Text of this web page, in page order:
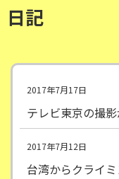
日記
2017年7月17日
テレビ東京の撮影
2017年7月12日
台湾からクライ